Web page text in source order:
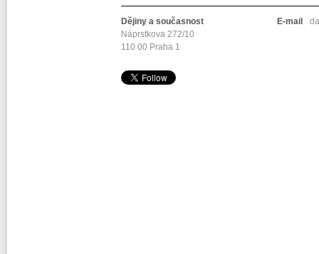
Dějiny a současnost
Náprstkova 272/10
110 00 Praha 1
E-mail